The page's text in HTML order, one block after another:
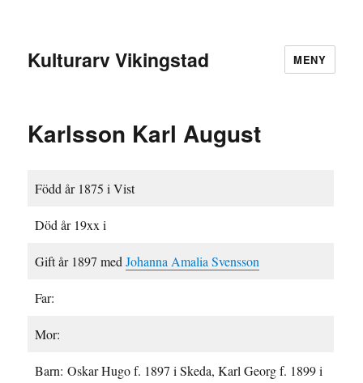
Kulturarv Vikingstad MENY
Karlsson Karl August
Född år 1875 i Vist
Död år 19xx i
Gift år 1897 medJohanna Amalia Svensson
Far:
Mor:
Barn: Oskar Hugo f. 1897 i Skeda, Karl Georg f. 1899 i